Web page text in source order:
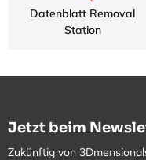
Datenblatt Removal
Station
Jetzt beim
Zukünftig von